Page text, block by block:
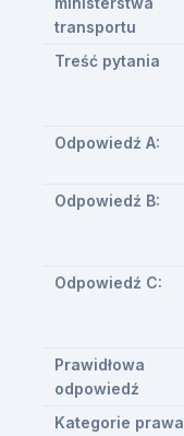
transportu
Treść pytania
Odpowiedź A:
Odpowiedź B:
Odpowiedź C:
Prawidłowa
odpowiedź
Kategorie prawa